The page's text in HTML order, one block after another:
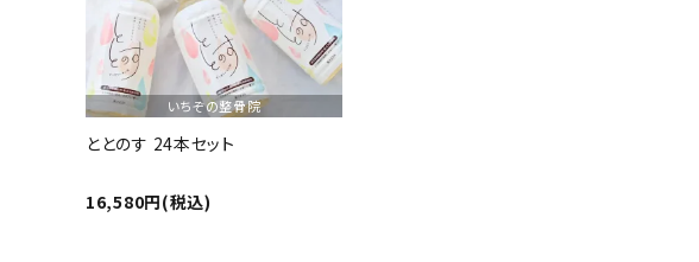
よくある質問 いちぞの整骨院
ととのす 24本セット
16,580円(税込)